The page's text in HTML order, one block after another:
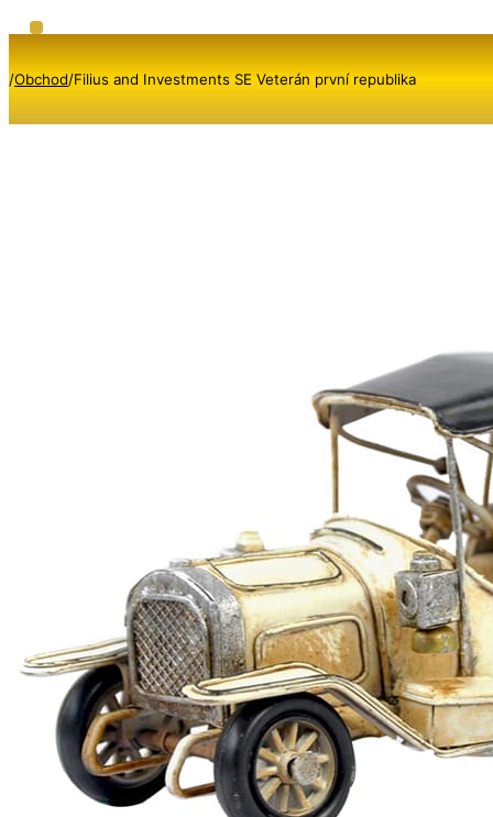
/Obchod/Filius and Investments SE Veterán první republika